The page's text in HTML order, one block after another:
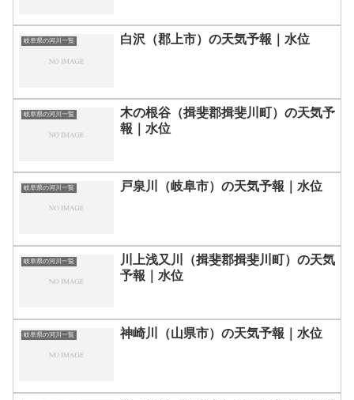
岐阜県の河川一覧 白沢（郡上市）の天気予報｜水位
岐阜県の河川一覧
木の根谷（揖斐郡揖斐川町）の天気予
報｜水位
岐阜県の河川一覧 戸泉川（岐阜市）の天気予報｜水位
岐阜県の河川一覧
川上浅又川（揖斐郡揖斐川町）の天気
予報｜水位
岐阜県の河川一覧 神崎川（山県市）の天気予報｜水位